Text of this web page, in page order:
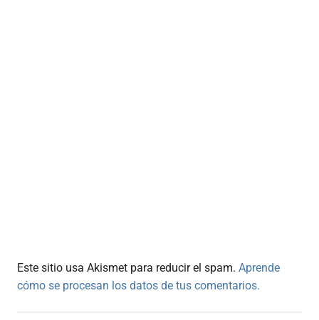
Este sitio usa Akismet para reducir el spam. Aprende
cómo se procesan los datos de tus comentarios.